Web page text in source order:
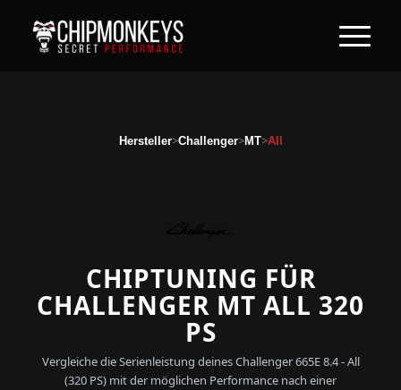
Hersteller>Challenger>MT>All
CHIPTUNING FÜR
CHALLENGER MT ALL 320
PS
Vergleiche die Serienleistung deines Challenger 665E 8.4 - All
(320 PS) mit der möglichen Performance nach einer